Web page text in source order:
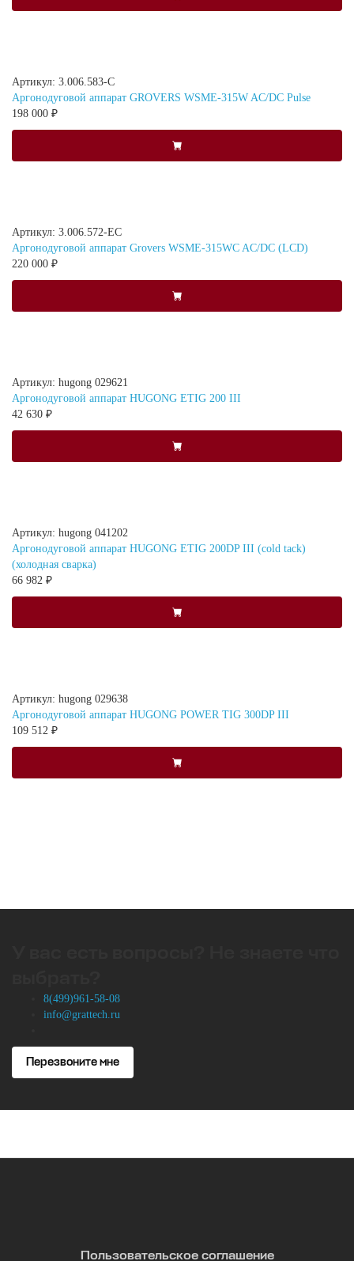
Артикул: 3.006.583-C
Аргонодуговой аппарат GROVERS WSME-315W AC/DC Pulse
198 000 ₽
Артикул: 3.006.572-EC
Аргонодуговой аппарат Grovers WSME-315WC AC/DC (LCD)
220 000 ₽
Артикул: hugong 029621
Аргонодуговой аппарат HUGONG ETIG 200 III
42 630 ₽
Артикул: hugong 041202
Аргонодуговой аппарат HUGONG ETIG 200DP III (cold tack)
(холодная сварка)
66 982 ₽
Артикул: hugong 029638
Аргонодуговой аппарат HUGONG POWER TIG 300DP III
109 512 ₽
8(499)961-58-08
info@grattech.ru
Перезвоните мне
Пользовательское соглашение